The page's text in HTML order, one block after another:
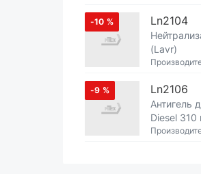
-10 % Ln2104
(Lavr)
-9 % Ln2106
Антигель
Diesel